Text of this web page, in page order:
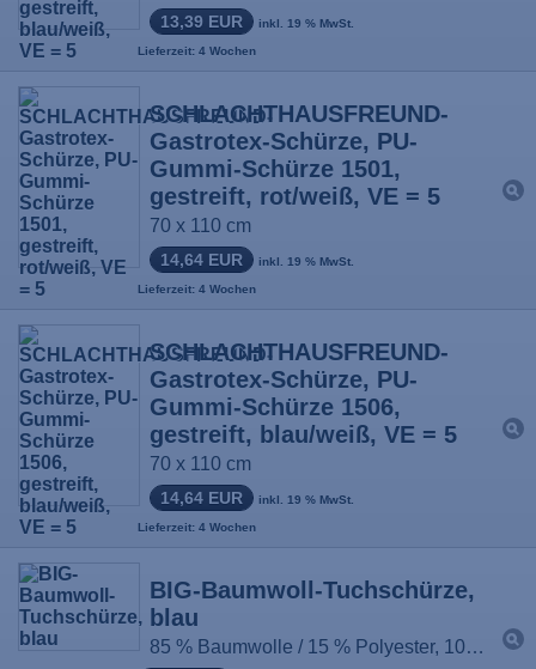
13,39 EUR inkl. 19 % MwSt.
Lieferzeit: 4 Wochen
SCHLACHTHAUSFREUND-
Gastrotex-Schürze, PU-
Gummi-Schürze 1501,
gestreift, rot/weiß, VE = 5
70 x 110 cm
14,64 EUR inkl. 19 % MwSt.
Lieferzeit: 4 Wochen
SCHLACHTHAUSFREUND-
Gastrotex-Schürze, PU-
Gummi-Schürze 1506,
gestreift, blau/weiß, VE = 5
70 x 110 cm
14,64 EUR inkl. 19 % MwSt.
Lieferzeit: 4 Wochen
BIG-Baumwoll-Tuchschürze,
blau
85 % Baumwolle / 15 % Polyester, 100 x 80 cm